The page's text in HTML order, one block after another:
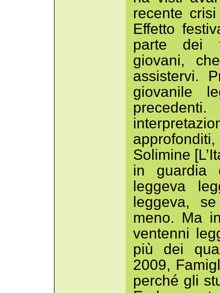
recente
Effetto
parte dei
giovani,
assistervi.
giovanile
Solimine
in guardia
leggeva
leggeva,
meno. Ma
ventenni
più dei
2009,
perché gli